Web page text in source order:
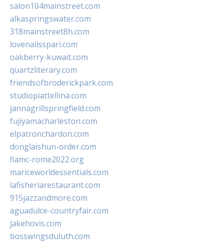
salon104mainstreet.com
alkaspringswater.com
318mainstreet8h.com
lovenailsspari.com
oakberry-kuwait.com
quartzliterary.com
friendsofbroderickpark.com
studiopiattellina.com
jannagrillspringfield.com
fujiyamacharleston.com
elpatronchardon.com
donglaishun-order.com
fiamc-rome2022.org
mariceworldessentials.com
lafisheriarestaurant.com
915jazzandmore.com
aguadulce-countryfair.com
jakehovis.com
bosswingsduluth.com